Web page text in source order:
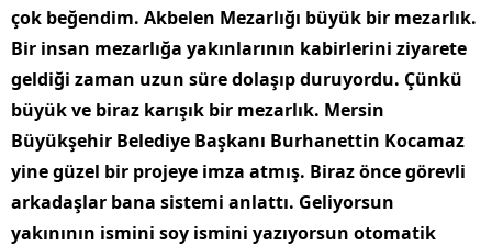
çok beğendim. Akbelen Mezarlığı büyük bir mezarlık.
Bir insan mezarlığa yakınlarının kabirlerini ziyarete
geldiği zaman uzun süre dolaşıp duruyordu. Çünkü
büyük ve biraz karışık bir mezarlık. Mersin
Büyükşehir Belediye Başkanı Burhanettin Kocamaz
yine güzel bir projeye imza atmış. Biraz önce görevli
arkadaşlar bana sistemi anlattı. Geliyorsun
yakınının ismini soy ismini yazıyorsun otomatik